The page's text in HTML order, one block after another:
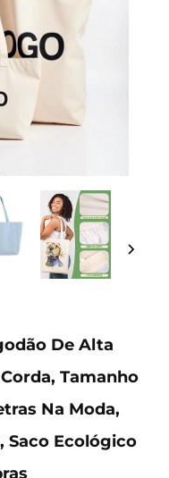
De Alta
Tamanho
Na Moda,
Saco Ecológico